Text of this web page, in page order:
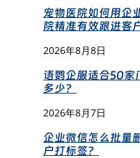
宠物医院如何用企
院精准有效跟进客
2026年8月8日
语鹦企服适合50家
多少？
2026年8月7日
企业微信怎么批量
户打标签？